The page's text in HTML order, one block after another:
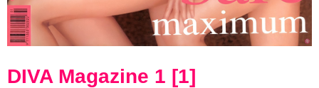
DIVA Magazine 1 [1]